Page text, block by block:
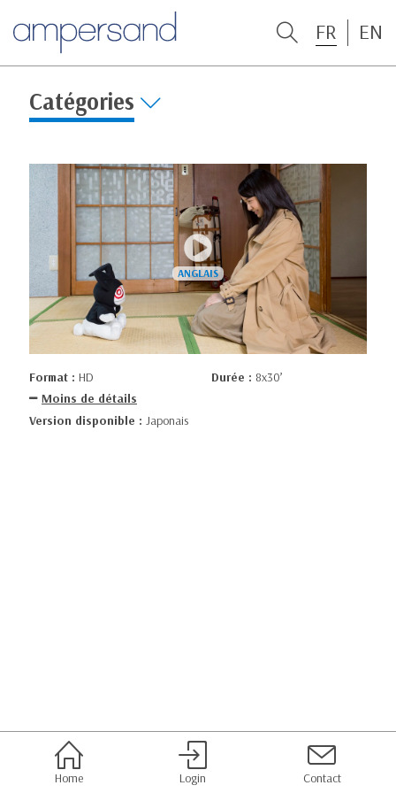
FR EN
Catégories
Format : HD Durée : 8x30’
Moins de détails
Version disponible : Japonais
Home Login Contact